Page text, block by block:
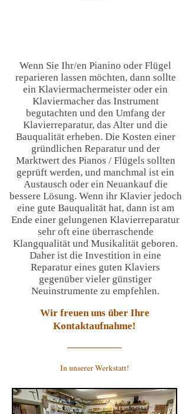
Wenn Sie Ihr/en Pianino oder Flügel
reparieren lassen möchten, dann sollte
ein Klaviermachermeister oder ein
Klaviermacher das Instrument
begutachten und den Umfang der
Klavierreparatur, das Alter und die
Bauqualität erheben. Die Kosten einer
gründlichen Reparatur und der
Marktwert des Pianos / Flügels sollten
geprüft werden, und manchmal ist ein
Austausch oder ein Neuankauf die
bessere Lösung. Wenn ihr Klavier jedoch
eine gute Bauqualität hat, dann ist am
Ende einer gelungenen Klavierreparatur
sehr oft eine überraschende
Klangqualität und Musikalität geboren.
Daher ist die Investition in eine
Reparatur eines guten Klaviers
gegenüber vieler günstiger
Neuinstrumente zu empfehlen.
Wir freuen uns über Ihre
Kontaktaufnahme!
In unserer Werkstatt!